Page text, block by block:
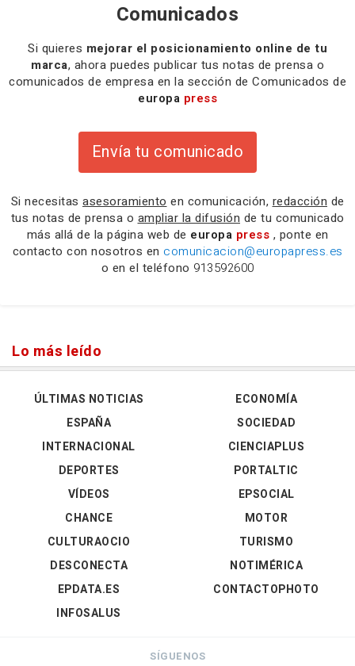
Comunicados
Si quieres mejorar el posicionamiento online de tu
marca, ahora puedes publicar tus notas de prensa o
comunicados de empresa en la sección de Comunicados de
europa press
Envía tu comunicado
Si necesitas asesoramiento en comunicación, redacción de
tus notas de prensa o ampliar la difusión de tu comunicado
más allá de la página web de europa press , ponte en
contacto con nosotros en comunicacion@europapress.es
o en el teléfono 913592600
Lo más leído
ÚLTIMAS NOTICIAS
ESPAÑA
INTERNACIONAL
DEPORTES
VÍDEOS
ECONOMÍA
SOCIEDAD
CIENCIAPLUS
PORTALTIC
EPSOCIAL
CHANCE
CULTURAOCIO
DESCONECTA
EPDATA.ES
INFOSALUS
MOTOR
TURISMO
NOTIMÉRICA
CONTACTOPHOTO
SÍGUENOS